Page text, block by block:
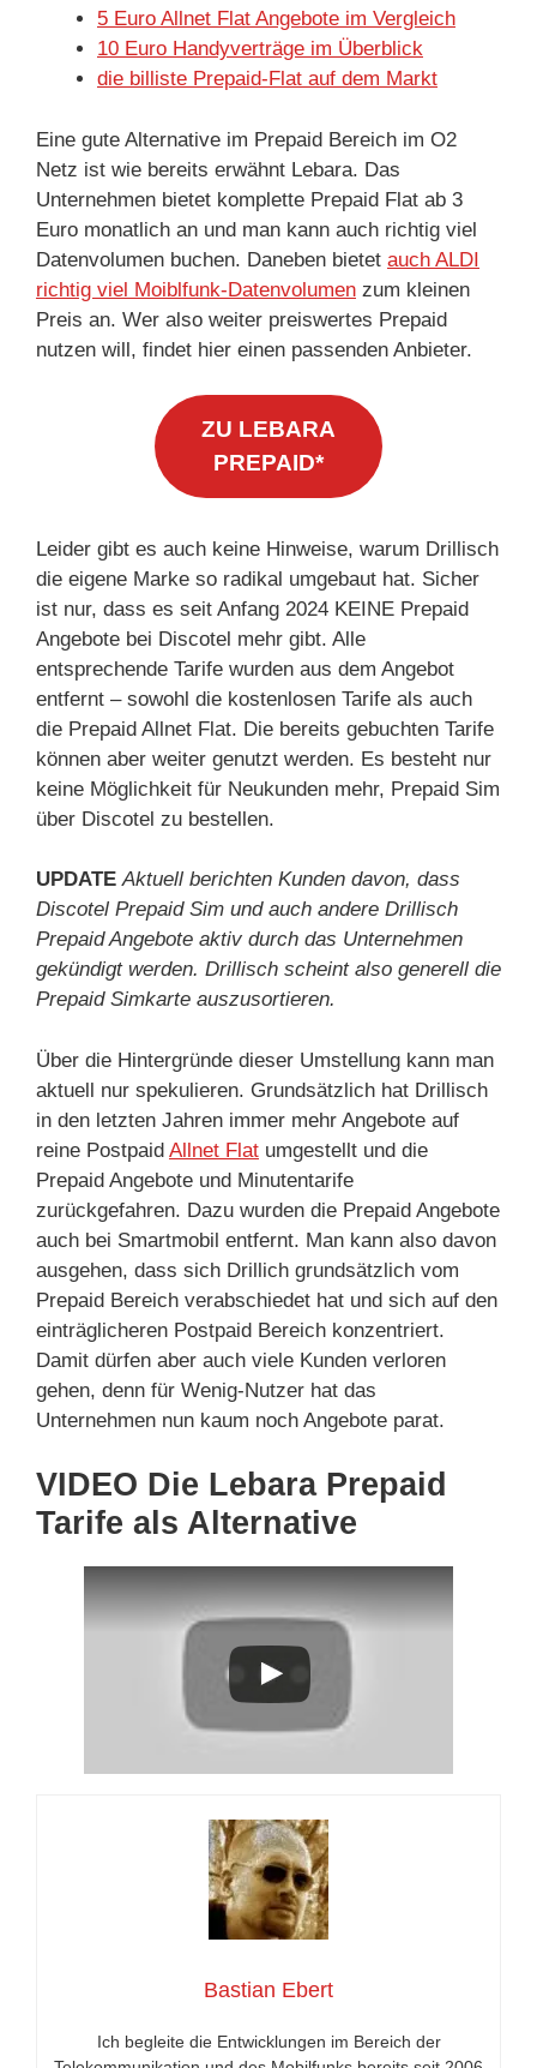
5 Euro Allnet Flat Angebote im Vergleich
10 Euro Handyverträge im Überblick
die billiste Prepaid-Flat auf dem Markt
Eine gute Alternative im Prepaid Bereich im O2
Netz ist wie bereits erwähnt Lebara. Das
Unternehmen bietet komplette Prepaid Flat ab 3
Euro monatlich an und man kann auch richtig viel
Datenvolumen buchen. Daneben bietet auch ALDI
richtig viel Moiblfunk-Datenvolumen zum kleinen
Preis an. Wer also weiter preiswertes Prepaid
nutzen will, findet hier einen passenden Anbieter.
ZU LEBARA
PREPAID*
Leider gibt es auch keine Hinweise, warum Drillisch
die eigene Marke so radikal umgebaut hat. Sicher
ist nur, dass es seit Anfang 2024 KEINE Prepaid
Angebote bei Discotel mehr gibt. Alle
entsprechende Tarife wurden aus dem Angebot
entfernt – sowohl die kostenlosen Tarife als auch
die Prepaid Allnet Flat. Die bereits gebuchten Tarife
können aber weiter genutzt werden. Es besteht nur
keine Möglichkeit für Neukunden mehr, Prepaid Sim
über Discotel zu bestellen.
UPDATE Aktuell berichten Kunden davon, dass
Discotel Prepaid Sim und auch andere Drillisch
Prepaid Angebote aktiv durch das Unternehmen
gekündigt werden. Drillisch scheint also generell die
Prepaid Simkarte auszusortieren.
Über die Hintergründe dieser Umstellung kann man
aktuell nur spekulieren. Grundsätzlich hat Drillisch
in den letzten Jahren immer mehr Angebote auf
reine Postpaid Allnet Flat umgestellt und die
Prepaid Angebote und Minutentarife
zurückgefahren. Dazu wurden die Prepaid Angebote
auch bei Smartmobil entfernt. Man kann also davon
ausgehen, dass sich Drillich grundsätzlich vom
Prepaid Bereich verabschiedet hat und sich auf den
einträglicheren Postpaid Bereich konzentriert.
Damit dürfen aber auch viele Kunden verloren
gehen, denn für Wenig-Nutzer hat das
Unternehmen nun kaum noch Angebote parat.
VIDEO Die Lebara Prepaid
Tarife als Alternative
Bastian Ebert
Ich begleite die Entwicklungen im Bereich der